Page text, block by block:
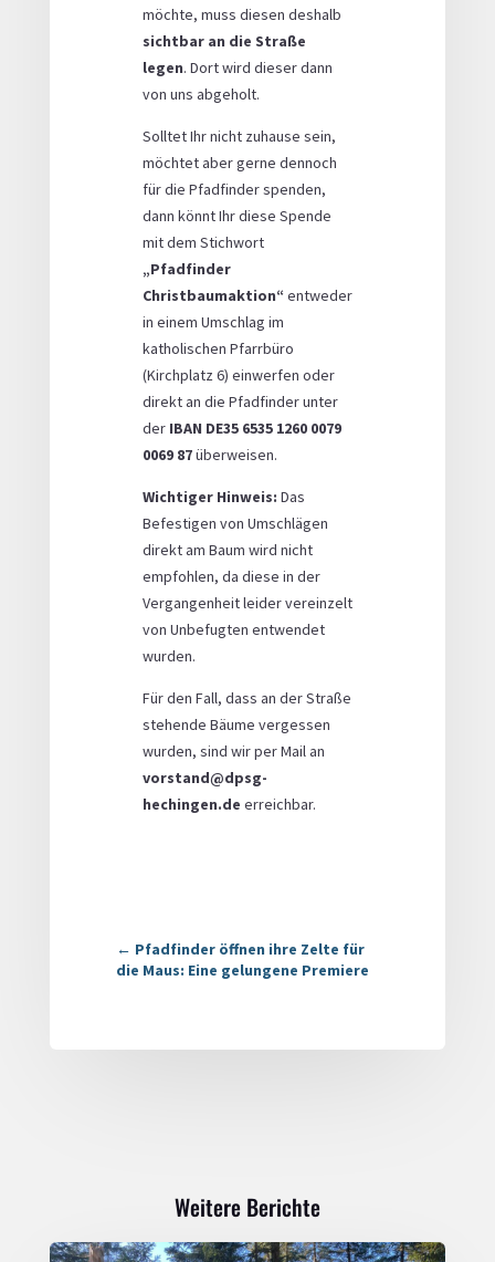
möchte, muss diesen deshalb
sichtbar an die Straße
legen. Dort wird dieser dann
von uns abgeholt.
Solltet Ihr nicht zuhause sein,
möchtet aber gerne dennoch
für die Pfadfinder spenden,
dann könnt Ihr diese Spende
mit dem Stichwort
„Pfadfinder
Christbaumaktion“ entweder
in einem Umschlag im
katholischen Pfarrbüro
(Kirchplatz 6) einwerfen oder
direkt an die Pfadfinder unter
der IBAN DE35 6535 1260 0079
0069 87überweisen.
Wichtiger Hinweis: Das
Befestigen von Umschlägen
direkt am Baum wird nicht
empfohlen, da diese in der
Vergangenheit leider vereinzelt
von Unbefugten entwendet
wurden.
Für den Fall, dass an der Straße
stehende Bäume vergessen
wurden, sind wir per Mail an
vorstand@dpsg-
hechingen.de erreichbar.
← Pfadfinder öffnen ihre Zelte für
die Maus: Eine gelungene Premiere
Weitere Berichte